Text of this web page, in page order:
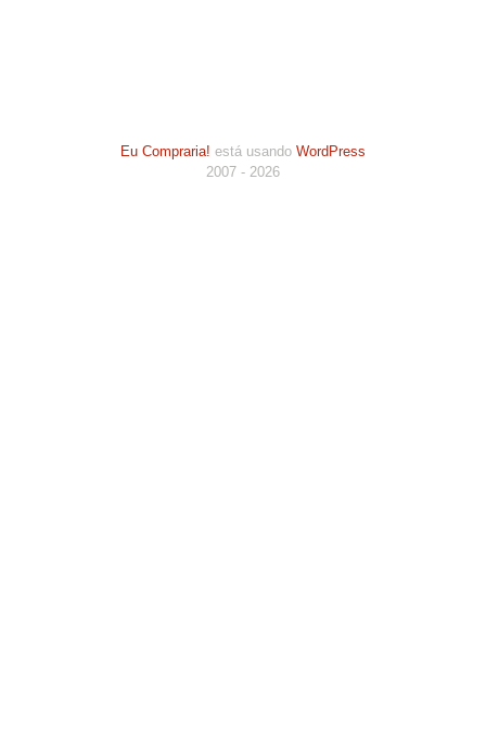
Eu Compraria! está usando WordPress
2007 - 2026